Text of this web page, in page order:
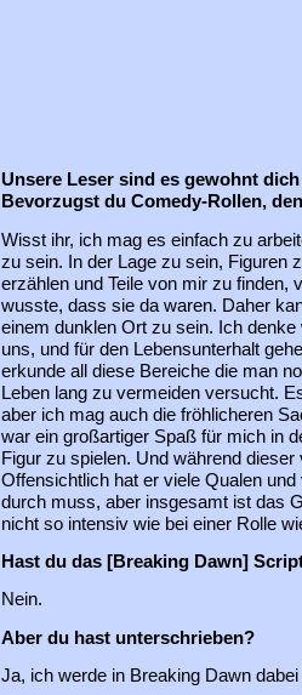
Unsere Leser sind es gewohnt
Bevorzugst du Comedy-Rollen,
Wisst ihr, ich mag es einfach zu
zu sein. In der Lage zu sein, Figuren
erzählen und Teile von mir zu finden,
wusste, dass sie da waren. Daher
einem dunklen Ort zu sein. Ich denke
uns, und für den Lebensunterhalt
erkunde all diese Bereiche die man
Leben lang zu vermeiden versucht.
aber ich mag auch die fröhlicheren
war ein großartiger Spaß für mich in
Figur zu spielen. Und während
Offensichtlich hat er viele Qualen
durch muss, aber insgesamt ist das
nicht so intensiv wie bei einer Rolle
Hast du das [Breaking Dawn]
Nein.
Aber du hast unterschrieben?
Ja, ich werde in Breaking Dawn dabei